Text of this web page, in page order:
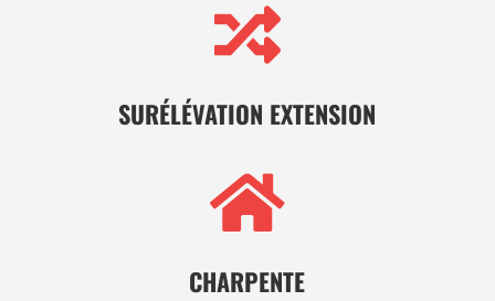

SURÉLÉVATION EXTENSION

CHARPENTE